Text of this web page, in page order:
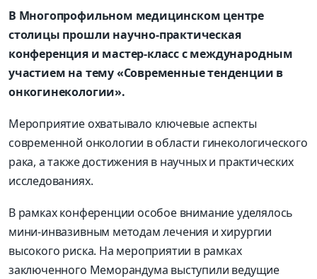
В Многопрофильном медицинском центре
столицы прошли научно-практическая
конференция и мастер-класс с международным
участием на тему «Современные тенденции в
онкогинекологии».
Мероприятие охватывало ключевые аспекты
современной онкологии в области гинекологического
рака, а также достижения в научных и практических
исследованиях.
В рамках конференции особое внимание уделялось
мини-инвазивным методам лечения и хирургии
высокого риска. На мероприятии в рамках
заключенного Меморандума выступили ведущие